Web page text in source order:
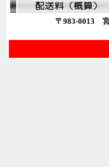
〒983-0013